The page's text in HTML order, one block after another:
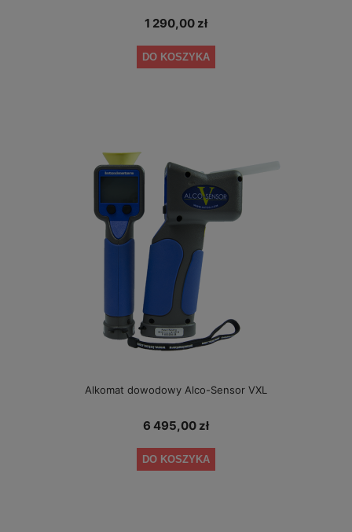
1 290,00 zł
DO KOSZYKA
Alkomat dowodowy Alco-Sensor VXL
6 495,00 zł
DO KOSZYKA